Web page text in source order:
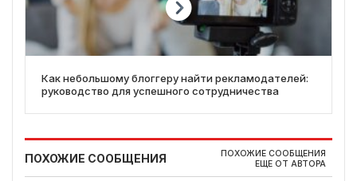
Как небольшому блоггеру найти рекламодателей:
руководство для успешного сотрудничества
ПОХОЖИЕ СООБЩЕНИЯ
ПОХОЖИЕ СООБЩЕНИЯ
ЕЩЕ ОТ АВТОРА